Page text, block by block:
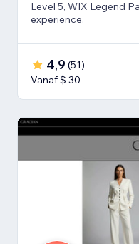
Level 5, WIX Legend
experience,
4,9 (51)
Vanaf $ 30